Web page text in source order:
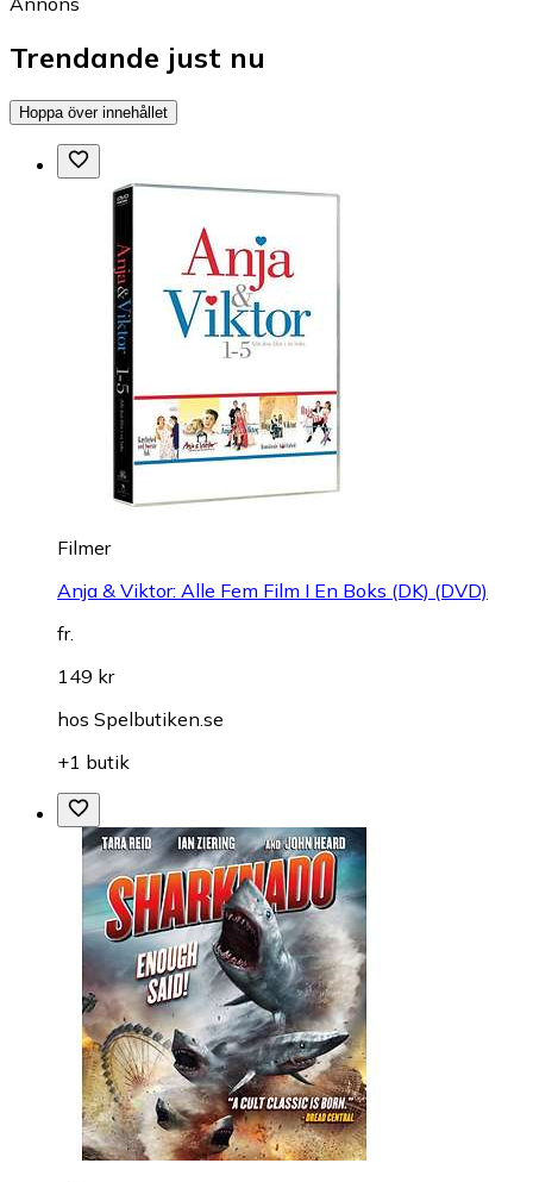
Trendande just nu
Hoppa över innehållet
Filmer
Anja & Viktor: Alle Fem Film I En Boks (DK) (DVD)
fr.
149 kr
hos Spelbutiken.se
+1 butik